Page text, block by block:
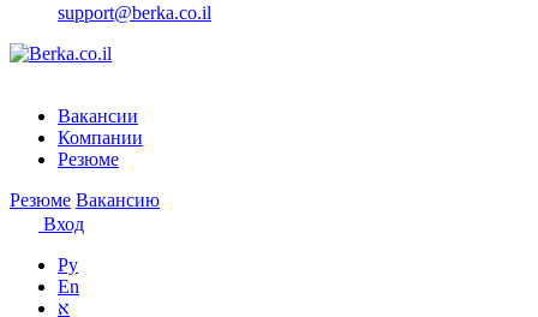
support@berka.co.il
Вакансии
Компании
Резюме
Резюме Вакансию
Вход
Ру
En
א